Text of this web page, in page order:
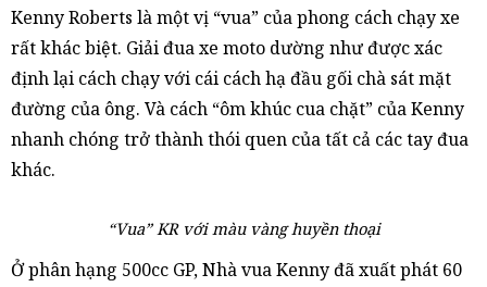
Kenny Roberts là một vị “vua” của phong cách chạy xe
rất khác biệt. Giải đua xe moto dường như được xác
định lại cách chạy với cái cách hạ đầu gối chà sát mặt
đường của ông. Và cách “ôm khúc cua chặt” của Kenny
nhanh chóng trở thành thói quen của tất cả các tay đua
khác.
“Vua” KR với màu vàng huyền thoại
Ở phân hạng 500cc GP, Nhà vua Kenny đã xuất phát 60